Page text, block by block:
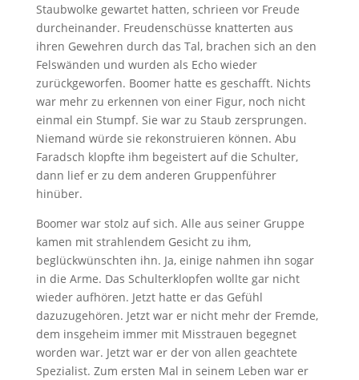
Staubwolke gewartet hatten, schrieen vor Freude
durcheinander. Freudenschüsse knatterten aus
ihren Gewehren durch das Tal, brachen sich an den
Felswänden und wurden als Echo wieder
zurückgeworfen. Boomer hatte es geschafft. Nichts
war mehr zu erkennen von einer Figur, noch nicht
einmal ein Stumpf. Sie war zu Staub zersprungen.
Niemand würde sie rekonstruieren können. Abu
Faradsch klopfte ihm begeistert auf die Schulter,
dann lief er zu dem anderen Gruppenführer
hinüber.
Boomer war stolz auf sich. Alle aus seiner Gruppe
kamen mit strahlendem Gesicht zu ihm,
beglückwünschten ihn. Ja, einige nahmen ihn sogar
in die Arme. Das Schulterklopfen wollte gar nicht
wieder aufhören. Jetzt hatte er das Gefühl
dazuzugehören. Jetzt war er nicht mehr der Fremde,
dem insgeheim immer mit Misstrauen begegnet
worden war. Jetzt war er der von allen geachtete
Spezialist. Zum ersten Mal in seinem Leben war er